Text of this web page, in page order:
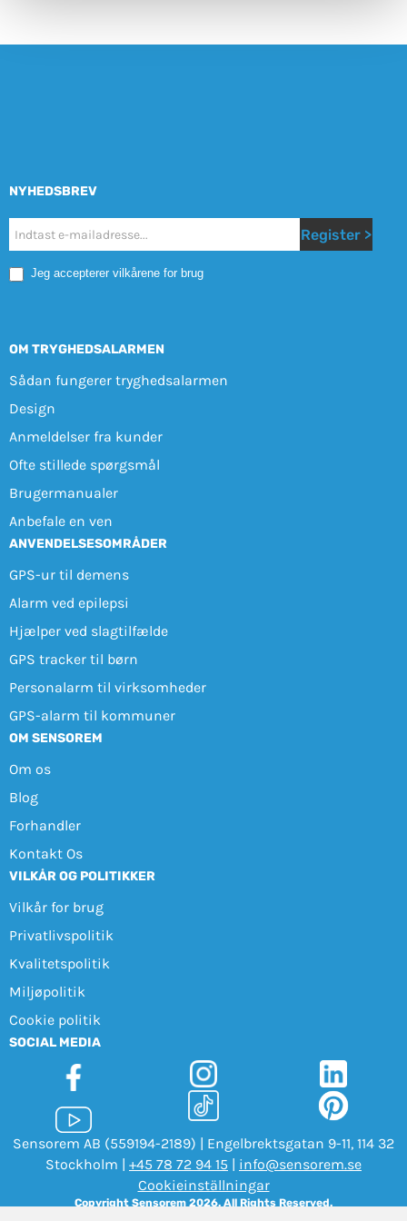
NYHEDSBREV
Nyhetsbrev
Mobile
Register >
Jeg accepterer vilkårene for brug
OM TRYGHEDSALARMEN
Sådan fungerer tryghedsalarmen
Design
Anmeldelser fra kunder
Ofte stillede spørgsmål
Brugermanualer
Anbefale en ven
ANVENDELSESOMRÅDER
GPS-ur til demens
Alarm ved epilepsi
Hjælper ved slagtilfælde
GPS tracker til børn
Personalarm til virksomheder
GPS-alarm til kommuner
OM SENSOREM
Om os
Blog
Forhandler
Kontakt Os
VILKÅR OG POLITIKKER
Vilkår for brug
Privatlivspolitik
Kvalitetspolitik
Miljøpolitik
Cookie politik
SOCIAL MEDIA
Sensorem AB (559194-2189) | Engelbrektsgatan 9-11, 114 32
Stockholm | +45 78 72 94 15
info@sensorem.se
Cookieinställningar
Copyright Sensorem 2026. All Rights Reserved.